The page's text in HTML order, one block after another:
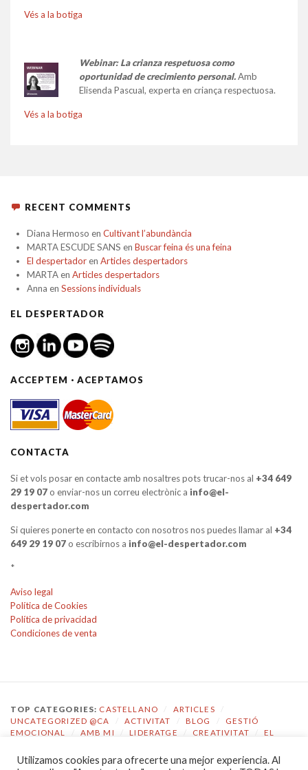
Vés a la botiga
Webinar: La crianza respetuosa como
oportunidad de crecimiento personal.Amb
Elisenda Pascual, experta en criança respectuosa.
Vés a la botiga
RECENT COMMENTS
Diana Hermoso en Cultivant l’abundància
MARTA ESCUDE SANS en Buscar feina és una feina
El despertadoren Articles despertadors
MARTAen Articles despertadors
Anna en Sessions individuals
EL DESPERTADOR
ACCEPTEM · ACEPTAMOS
CONTACTA
Si et vols posar en contacte amb nosaltres pots trucar-nos al +34 649
29 19 07o enviar-nos un correu electrònic a info@el-
despertador.com
Si quieres ponerte en contacto con nosotros nos puedes llamar al +34
649 29 19 07o escribirnos a info@el-despertador.com
*
Aviso legal
Política de Cookies
Política de privacidad
Condiciones de venta
TOP CATEGORIES: CASTELLANO ARTICLES
UNCATEGORIZED @CA
ACTIVITAT BLOG
GESTIÓ
EMOCIONAL
AMB MI LIDERATGE CREATIVITAT
EL
TOP TAGS: COACHING / GESTIÓ EMOCIONAL / ECOLOGIA
Utilizamos cookies para ofrecerte una mejor experiencia. Al